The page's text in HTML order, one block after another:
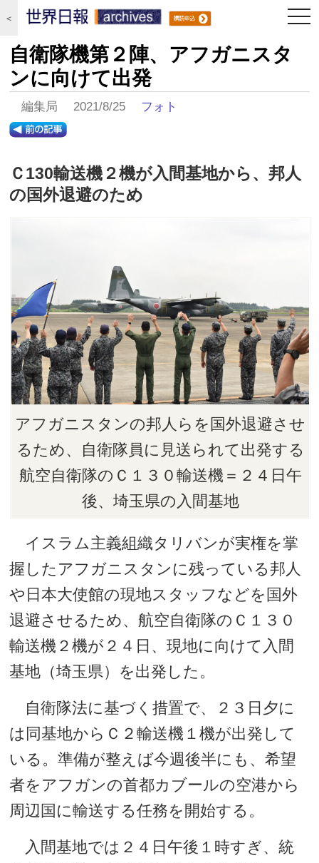
＜
自衛隊機第２陣、アフガニスタ
ンに向けて出発
編集局 2021/8/25 フォト
Ｃ130輸送機２機が入間基地から、邦人
の国外退避のため
アフガニスタンの邦人らを国外退避させ
るため、自衛隊員に見送られて出発する
航空自衛隊のＣ１３０輸送機＝２４日午
後、埼玉県の入間基地
イスラム主義組織タリバンが実権を掌
握したアフガニスタンに残っている邦人
や日本大使館の現地スタッフなどを国外
退避させるため、航空自衛隊のＣ１３０
輸送機２機が２４日、現地に向けて入間
基地（埼玉県）を出発した。
自衛隊法に基づく措置で、２３日夕に
は同基地からＣ２輸送機１機が出発して
いる。準備が整えば今週後半にも、希望
者をアフガンの首都カブールの空港から
周辺国に輸送する任務を開始する。
入間基地では２４日午後１時すぎ、統